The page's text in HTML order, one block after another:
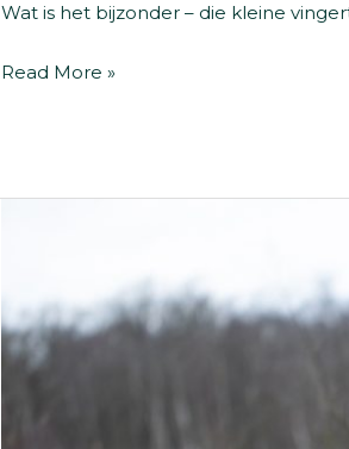
Wat is het bijzonder – die kleine
Zwangerschapsshoot
Read More »